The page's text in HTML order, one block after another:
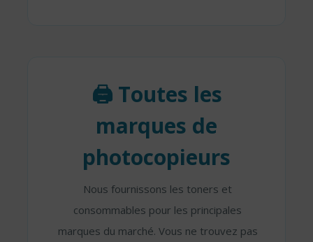
🖨️ Toutes les
marques de
photocopieurs
Nous fournissons les toners et
consommables pour les principales
marques du marché. Vous ne trouvez pas